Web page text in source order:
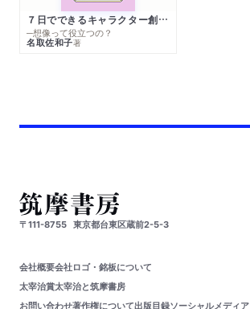
７日でできるキャラクター創作入門
─想像って役立つの？
名取佐和子著
〒111-8755 東京都台東区蔵前2-5-3
会社概要会社ロゴ・銘板について
太宰治賞太宰治と筑摩書房
お問い合わせ著作権について出版目録ソーシャルメディア